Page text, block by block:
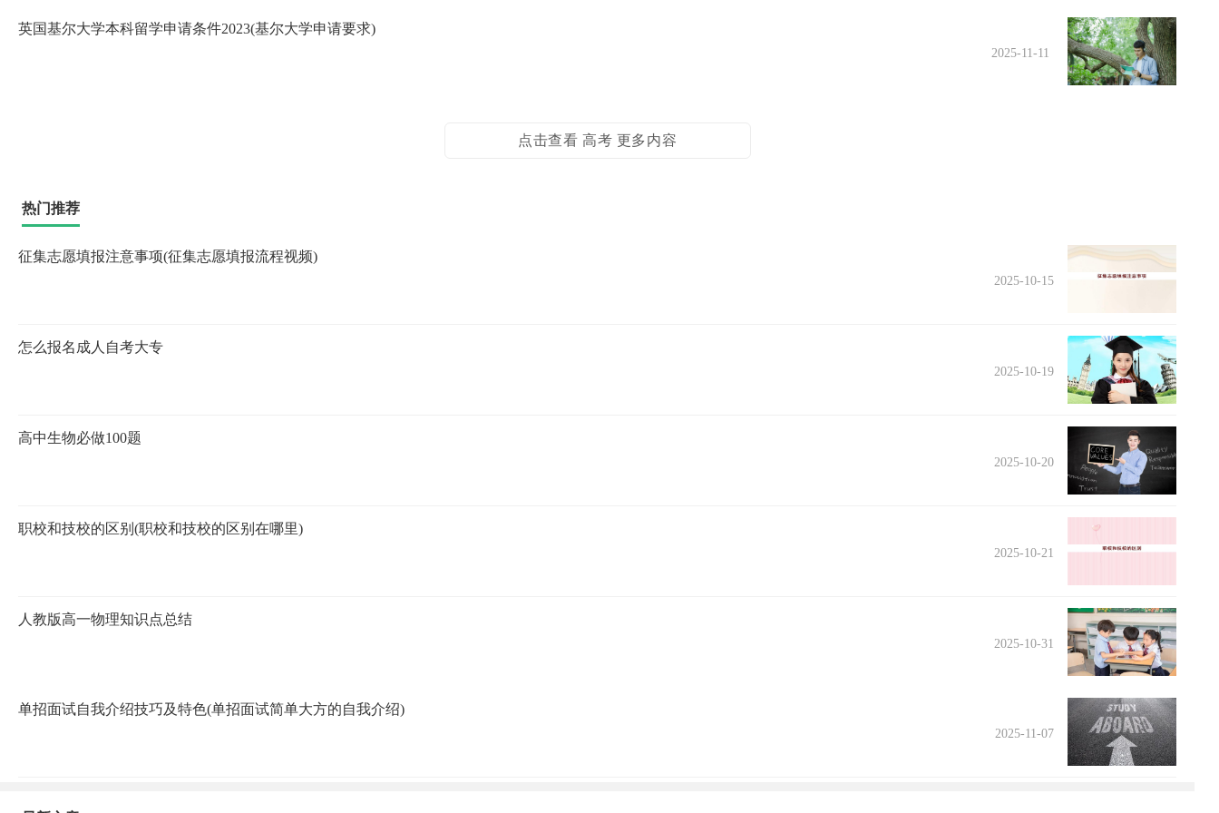
英国基尔大学本科留学申请条件2023(基尔大学申请要求)
2025-11-11
点击查看 高考 更多内容
热门推荐
征集志愿填报注意事项(征集志愿填报流程视频)
2025-10-15
怎么报名成人自考大专
2025-10-19
高中生物必做100题
2025-10-20
职校和技校的区别(职校和技校的区别在哪里)
2025-10-21
人教版高一物理知识点总结
2025-10-31
单招面试自我介绍技巧及特色(单招面试简单大方的自我介绍)
2025-11-07